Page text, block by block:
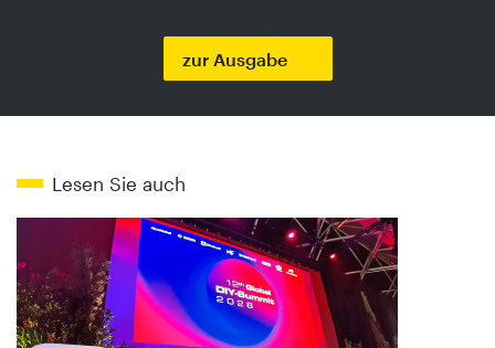
zur Ausgabe
Lesen Sie auch